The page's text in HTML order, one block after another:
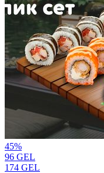
45%
96 GEL
174 GEL